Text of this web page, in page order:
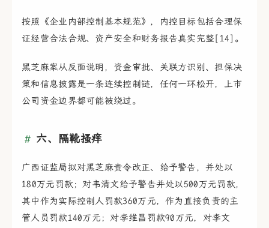
按照《企业内部控制基本规范》，内控目标包括合理保
证经营合法合规、资产安全和财务报告真实完整[14]。
黑芝麻案从反面说明，资金审批、关联方识别、担保决
策和信息披露是一条连续控制链，任何一环松开，上市
公司资金边界都可能被绕过。
六、隔靴搔痒
广西证监局拟对黑芝麻责令改正、给予警告，并处以
180万元罚款；对韦清文给予警告并处以500万元罚款，
其中作为实际控制人罚款360万元，作为直接负责的主
管人员罚款140万元；对李维昌罚款90万元，对李文